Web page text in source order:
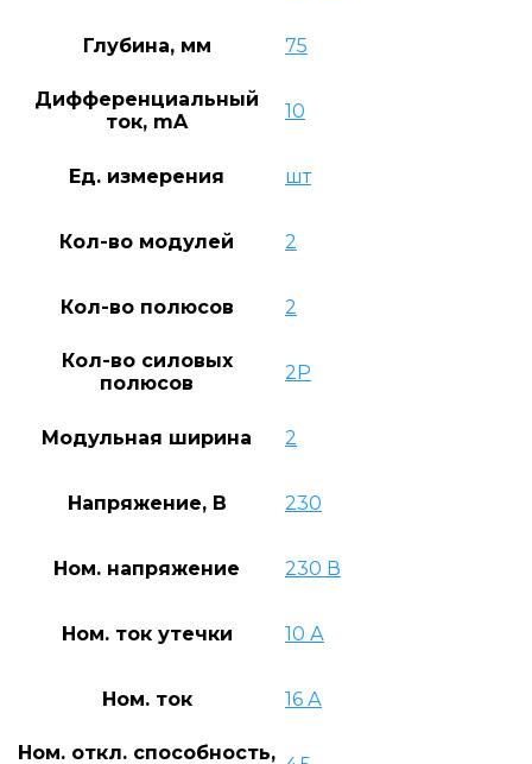
Глубина, мм 75
Дифференциальный
ток, mA
10
Ед. измерения шт
Кол-во модулей 2
Кол-во полюсов 2
Кол-во силовых
полюсов
2P
Модульная ширина 2
Напряжение, В 230
Ном. напряжение 230 В
Ном. ток утечки 10 А
Ном. ток 16 А
Ном. откл. способность,